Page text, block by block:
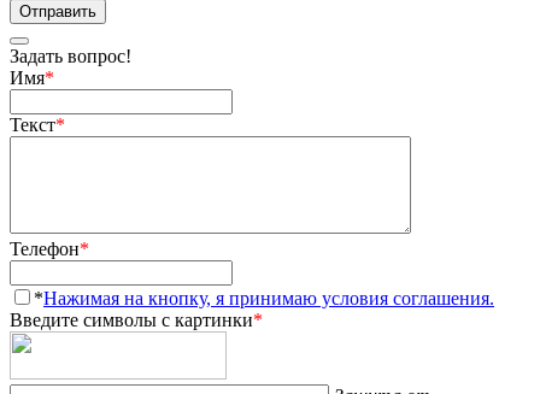
Отправить
Задать вопрос!
Имя*
Текст*
Телефон*
*Нажимая на кнопку, я принимаю условия соглашения.
Введите символы с картинки*